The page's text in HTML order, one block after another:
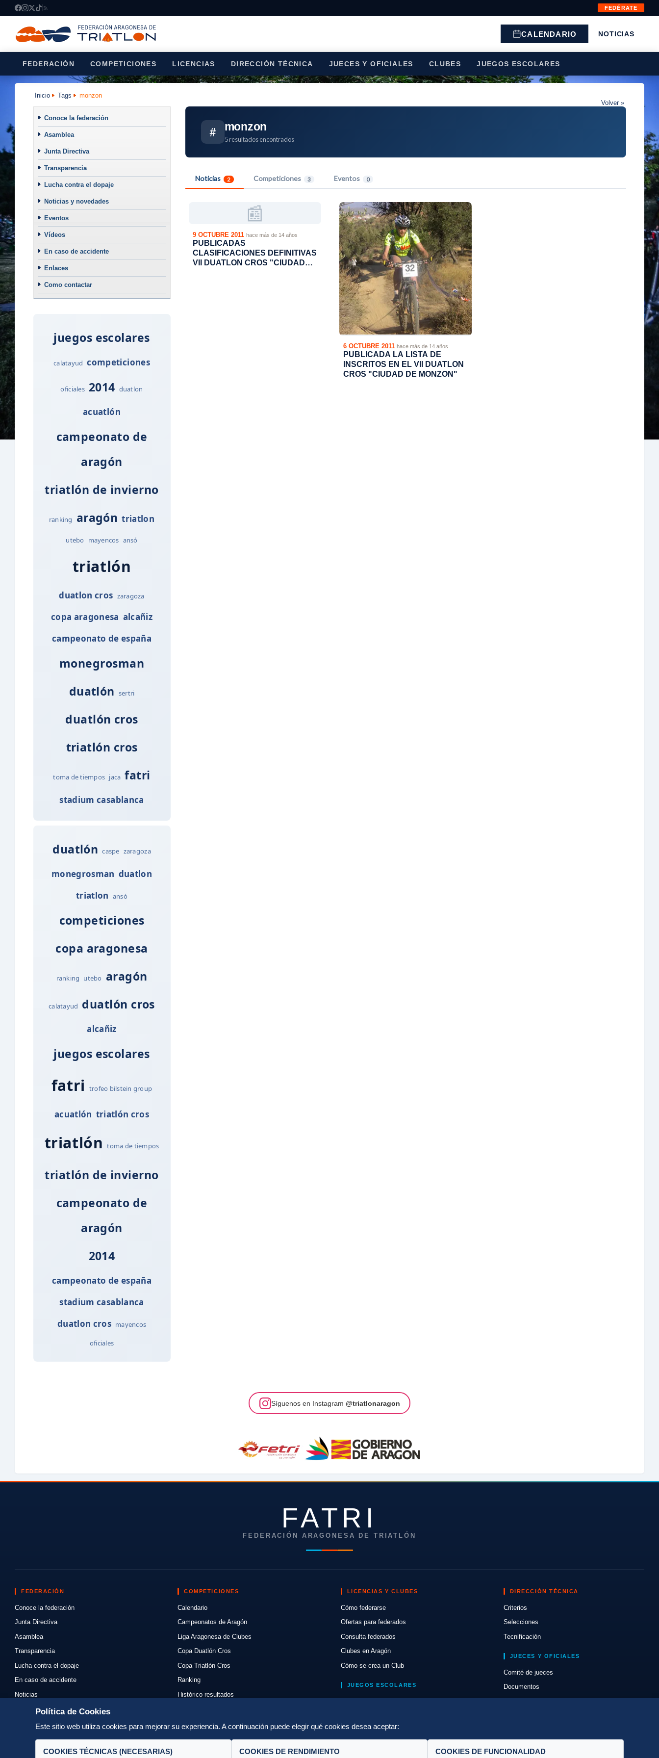
FEDÉRATE
CALENDARIO NOTICIAS
FEDERACIÓN COMPETICIONES LICENCIAS DIRECCIÓN TÉCNICA JUECES Y OFICIALES CLUBES JUEGOS ESCOLARES
Inicio Tags
monzon
Volver »
Conoce la federación
Asamblea
Junta Directiva
Transparencia
Lucha contra el dopaje
Noticias y novedades
Eventos
Vídeos
En caso de accidente
Enlaces
Como contactar
juegos escolares
calatayud competiciones
oficiales 2014 duatlon
acuatlón
campeonato de
aragón
triatlón de invierno
ranking aragón triatlon
utebo mayencos ansó
triatlón
duatlon cros zaragoza
copa aragonesa alcañiz
campeonato de españa
monegrosman
duatlón sertri
duatlón cros
triatlón cros
toma de tiempos jaca fatri
stadium casablanca
duatlón caspe zaragoza
monegrosman duatlon
triatlon ansó
competiciones
copa aragonesa
ranking utebo aragón
calatayud duatlón cros
alcañiz
juegos escolares
fatri trofeo bilstein group
acuatlón triatlón cros
triatlón toma de tiempos
triatlón de invierno
campeonato de
aragón
2014
campeonato de españa
stadium casablanca
duatlon cros mayencos
oficiales
# monzon
5 resultados encontrados
Noticias 2 Competiciones 3 Eventos 0
📰
9 OCTUBRE 2011 hace más de 14 años
PUBLICADAS
CLASIFICACIONES DEFINITIVAS
VII DUATLON CROS "CIUDAD
6 OCTUBRE 2011 hace más de 14 años
PUBLICADA LA LISTA DE
INSCRITOS EN EL VII DUATLON
CROS "CIUDAD DE MONZON"
Síguenos en Instagram @triatlonaragon
FATRI
FEDERACIÓN ARAGONESA DE TRIATLÓN
FEDERACIÓN
Conoce la federación
Junta Directiva
Asamblea
Transparencia
Lucha contra el dopaje
En caso de accidente
Noticias
Eventos
Enlaces
Contacto
COMPETICIONES
Calendario
Campeonatos de Aragón
Liga Aragonesa de Clubes
Copa Duatlón Cros
Copa Triatlón Cros
Ranking
Histórico resultados
Normativas
Organizadores
LICENCIAS Y CLUBES
Cómo federarse
Ofertas para federados
Consulta federados
Clubes en Aragón
Cómo se crea un Club
JUEGOS ESCOLARES
DIRECCIÓN TÉCNICA
Criterios
Selecciones
Tecnificación
JUECES Y OFICIALES
Comité de jueces
Documentos
Política de Cookies
Este sitio web utiliza cookies para mejorar su experiencia. A continuación puede elegir qué cookies desea aceptar:
COOKIES TÉCNICAS (NECESARIAS) COOKIES DE RENDIMIENTO COOKIES DE FUNCIONALIDAD